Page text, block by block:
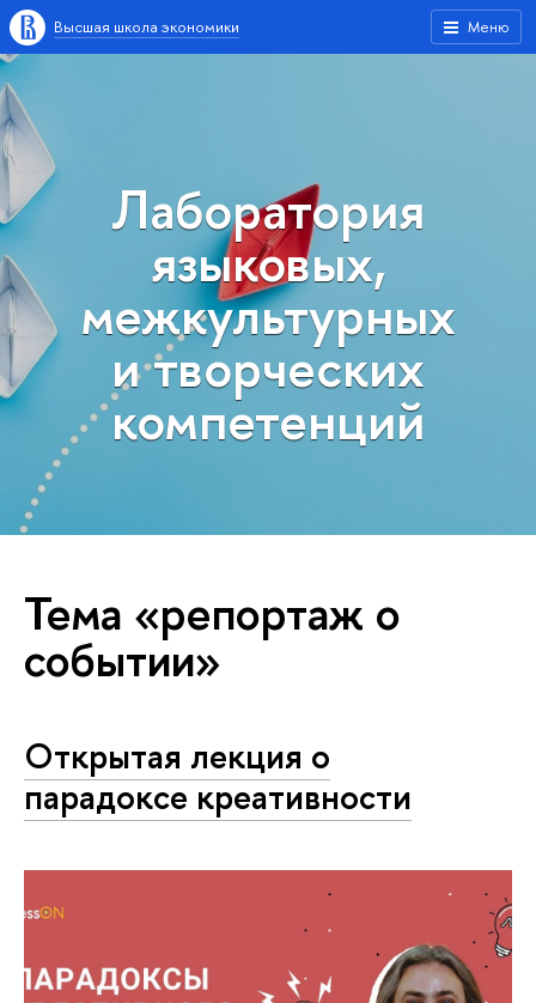
Меню
Высшая школа экономики
Лаборатория
языковых,
межкультурных
и творческих
компетенций
Тема «репортаж о
событии»
Открытая лекция о
парадоксе креативности